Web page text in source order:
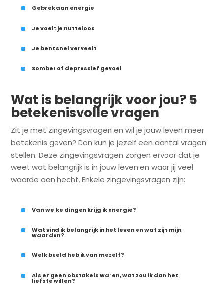
^ Gebrek aan energie
^ Je voelt je nutteloos
^ Je bent snel verveelt
^ Somber of depressief gevoel
Wat is belangrijk voor jou? 5
betekenisvolle vragen
Zit je met zingevingsvragen en wil je jouw leven meer
betekenis geven? Dan kun je jezelf een aantal vragen
stellen. Deze zingevingsvragen zorgen ervoor dat je
weet wat belangrijk is in jouw leven en waar jij veel
waarde aan hecht. Enkele zingevingsvragen zijn:
^ Van welke dingen krijg ik energie?
^ Wat vind ik belangrijk in het leven en wat zijn mijn
waarden?
^ Welk beeld heb ik van mezelf?
^ Als er geen obstakels waren, wat zou ik dan het
liefste willen?